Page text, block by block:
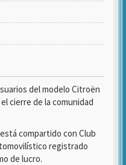
del modelo Citroën
cierre de la comunidad
compartido con Club
registrado
de lucro.